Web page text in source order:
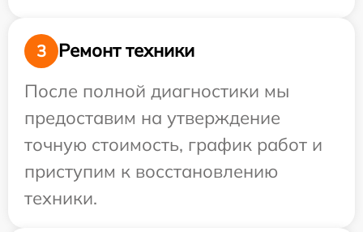
3
Ремонт техники
После полной диагностики мы
предоставим на утверждение
точную стоимость, график работ и
приступим к восстановлению
техники.